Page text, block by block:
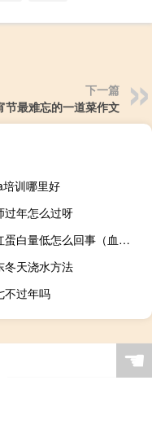
下一篇
节最难忘的一道菜作文
培训哪里好
过年怎么过呀
血红蛋白量低怎么回事（血红蛋白低是怎么回事）
冬天浇水方法
不过年吗
☚